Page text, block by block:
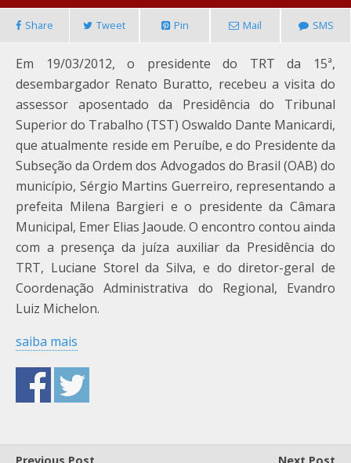
Share Tweet Pin Mail SMS
Em 19/03/2012, o presidente do TRT da 15ª,
desembargador Renato Buratto, recebeu a visita do
assessor aposentado da Presidência do Tribunal
Superior do Trabalho (TST) Oswaldo Dante Manicardi,
que atualmente reside em Peruíbe, e do Presidente da
Subseção da Ordem dos Advogados do Brasil (OAB) do
município, Sérgio Martins Guerreiro, representando a
prefeita Milena Bargieri e o presidente da Câmara
Municipal, Emer Elias Jaoude. O encontro contou ainda
com a presença da juíza auxiliar da Presidência do
TRT, Luciane Storel da Silva, e do diretor-geral de
Coordenação Administrativa do Regional, Evandro
Luiz Michelon.
saiba mais